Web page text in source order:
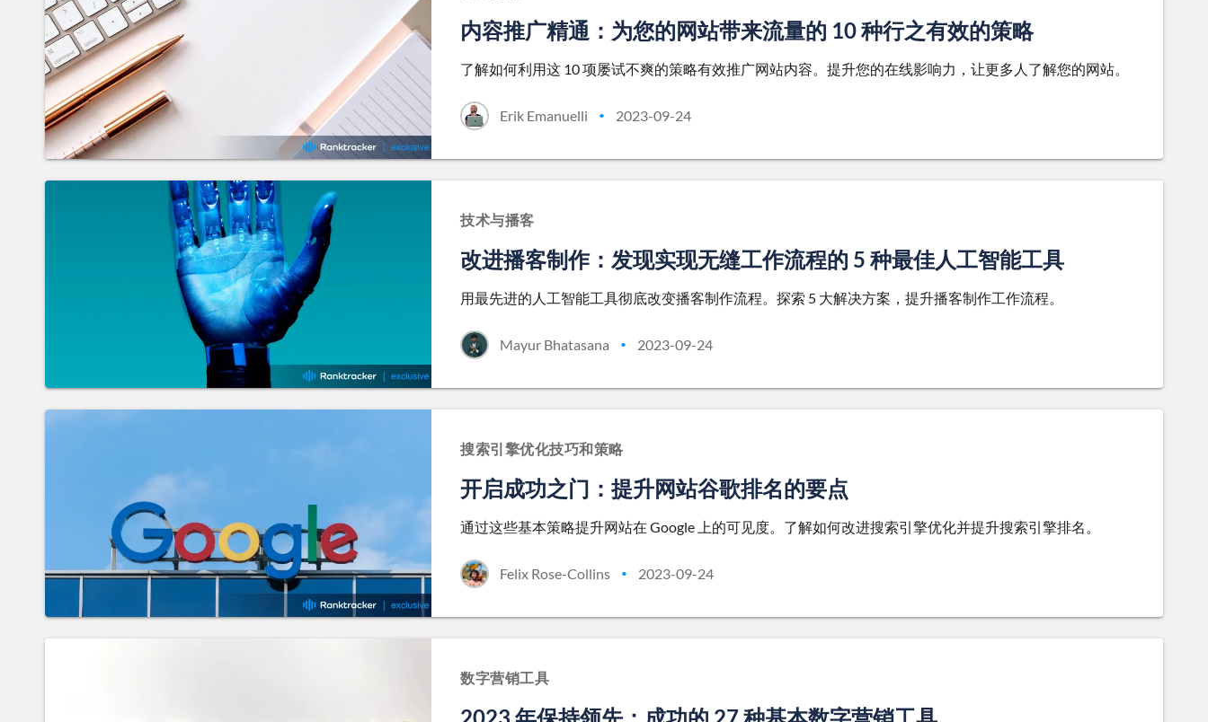
内容推广精通：为您的网站带来流量的 10 种行之有效的策略
了解如何利用这 10 项屡试不爽的策略有效推广网站内容。提升您的在线影响力，让更多人了解您的网站。
Erik Emanuelli • 2023-09-24
技术与播客
改进播客制作：发现实现无缝工作流程的 5 种最佳人工智能工具
用最先进的人工智能工具彻底改变播客制作流程。探索 5 大解决方案，提升播客制作工作流程。
Mayur Bhatasana • 2023-09-24
搜索引擎优化技巧和策略
开启成功之门：提升网站谷歌排名的要点
通过这些基本策略提升网站在 Google 上的可见度。了解如何改进搜索引擎优化并提升搜索引擎排名。
Felix Rose-Collins • 2023-09-24
数字营销工具